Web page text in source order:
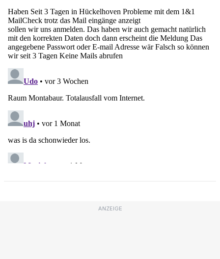
ANZEIGE